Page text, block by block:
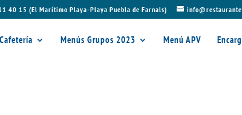
40 15 (El Marítimo Playa-Playa Puebla de Farnals)
Menús Grupos 2023 Menú APV